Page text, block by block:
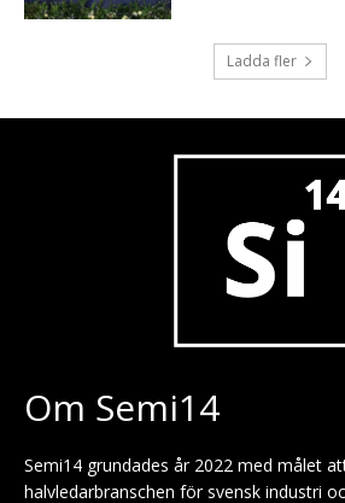
Ladda fler
Om Semi14
Semi14 grundades år 2022 med målet
halvledarbranschen för svensk industri